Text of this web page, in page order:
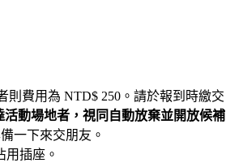
則費用為 NTD$ 250。請於報到時繳交
活動場地者，視同自動放棄並開放候補
一下來交朋友。
插座。